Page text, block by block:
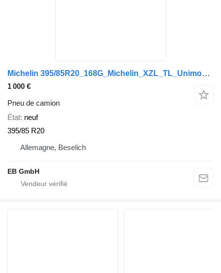
Michelin 395/85R20_168G_Michelin_XZL_TL_Unimog_LKW Reifen_Neu
1 000 €
Pneu de camion
État neuf
395/85 R20
Allemagne, Beselich
EB GmbH